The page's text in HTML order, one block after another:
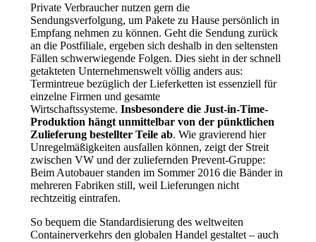
Private Verbraucher nutzen gern die
Sendungsverfolgung, um Pakete zu Hause persönlich in
Empfang nehmen zu können. Geht die Sendung zurück
an die Postfiliale, ergeben sich deshalb in den seltensten
Fällen schwerwiegende Folgen. Dies sieht in der schnell
getakteten Unternehmenswelt völlig anders aus:
Termintreue bezüglich der Lieferketten ist essenziell für
einzelne Firmen und gesamte
Wirtschaftssysteme. Insbesondere die Just-in-Time-
Produktion hängt unmittelbar von der pünktlichen
Zulieferung bestellter Teile ab. Wie gravierend hier
Unregelmäßigkeiten ausfallen können, zeigt der Streit
zwischen VW und der zuliefernden Prevent-Gruppe:
Beim Autobauer standen im Sommer 2016 die Bänder in
mehreren Fabriken still, weil Lieferungen nicht
rechtzeitig eintrafen.
So bequem die Standardisierung des weltweiten
Containerverkehrs den globalen Handel gestaltet – auch